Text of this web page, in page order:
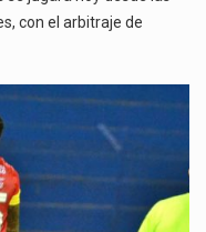
con el arbitraje de